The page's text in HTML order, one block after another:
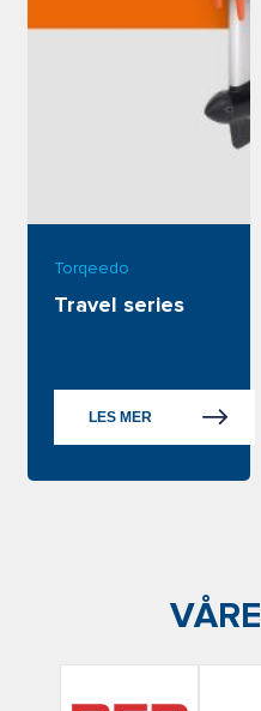
Torqeedo
Travel series
LES MER